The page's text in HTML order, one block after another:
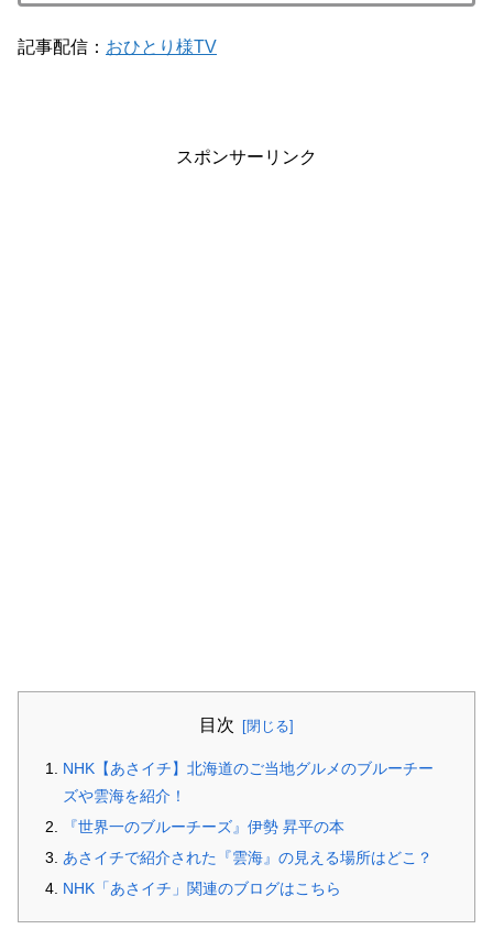
記事配信： おひとり様TV
スポンサーリンク
目次
NHK【あさイチ】北海道のご当地グルメのブルーチー
ズや雲海を紹介！
『世界一のブルーチーズ』伊勢 昇平の本
あさイチで紹介された『雲海』の見える場所はどこ？
NHK「あさイチ」関連のブログはこちら